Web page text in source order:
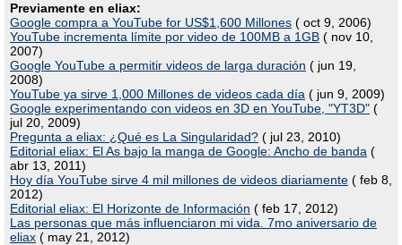
Previamente en eliax:
Google compra a YouTube for US$1,600 Millones ( oct 9, 2006)
YouTube incrementa límite por video de 100MB a 1GB ( nov 10,
2007)
Google YouTube a permitir videos de larga duración ( jun 19,
2008)
YouTube ya sirve 1,000 Millones de videos cada día ( jun 9, 2009)
Google experimentando con videos en 3D en YouTube, "YT3D" (
jul 20, 2009)
Pregunta a eliax: ¿Qué es La Singularidad? ( jul 23, 2010)
Editorial eliax: El As bajo la manga de Google: Ancho de banda (
abr 13, 2011)
Hoy día YouTube sirve 4 mil millones de videos diariamente ( feb 8,
2012)
Editorial eliax: El Horizonte de Información ( feb 17, 2012)
Las personas que más influenciaron mi vida. 7mo aniversario de
eliax ( may 21, 2012)